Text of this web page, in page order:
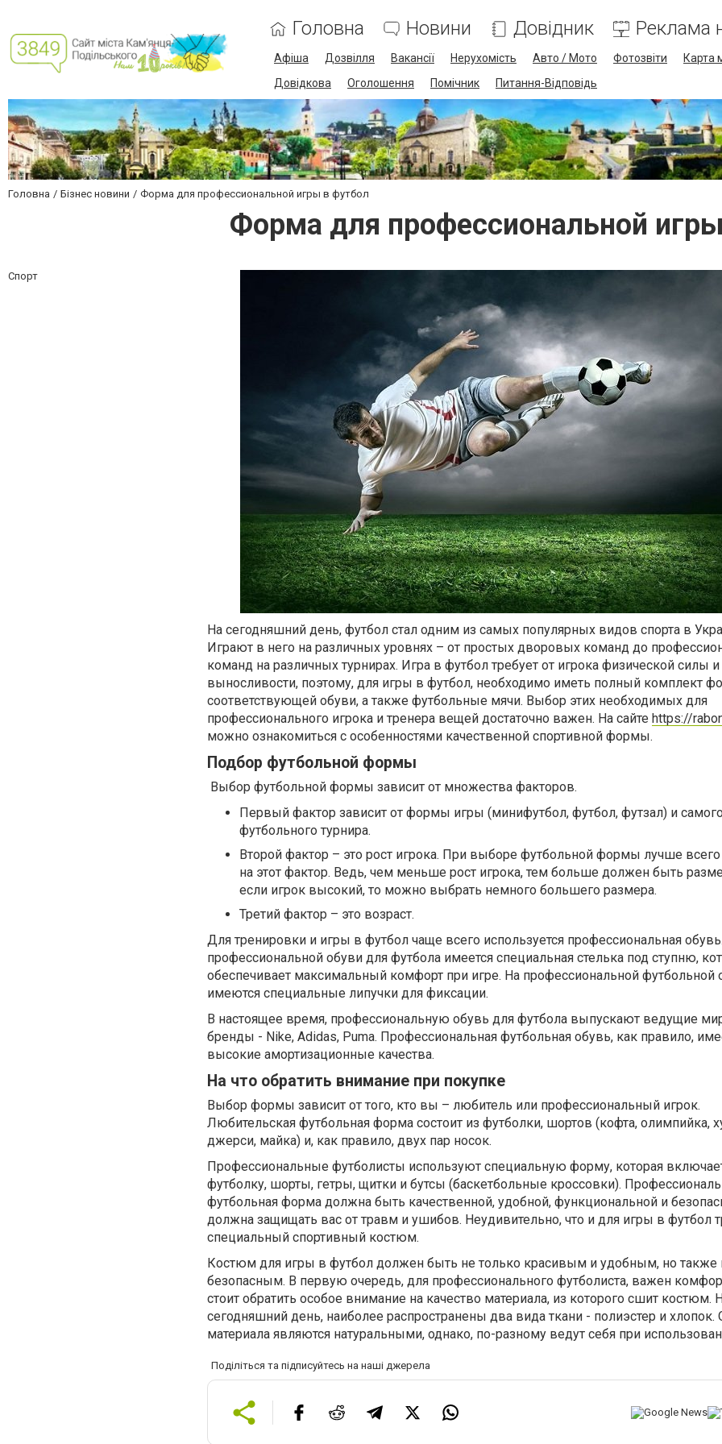
Головна Новини Довідник Реклама
Афіша Дозвілля Вакансії Нерухомість Авто / Мото Фотозвіти
Карта
Довідкова
Оголошення Помічник Питання-Відповідь
Головна Бізнес новини Форма для профессиональной игры в футбол
Форма для профессиональной
Спорт
На сегодняшний день, футбол стал одним из самых популярных видов спорта в
Играют в него на различных уровнях – от простых дворовых команд до
команд на различных турнирах. Игра в футбол требует от игрока физической силы и
выносливости, поэтому, для игры в футбол, необходимо иметь полный комплект
соответствующей обуви, а также футбольные мячи. Выбор этих необходимых для
профессионального игрока и тренера вещей достаточно важен. На сайте https://
можно ознакомиться с особенностями качественной спортивной формы.
Подбор футбольной формы
Выбор футбольной формы зависит от множества факторов.
Первый фактор зависит от формы игры (минифутбол, футбол, футзал) и
футбольного турнира.
Второй фактор – это рост игрока. При выборе футбольной формы лучше всего
на этот фактор. Ведь, чем меньше рост игрока, тем больше должен быть
если игрок высокий, то можно выбрать немного большего размера.
Третий фактор – это возраст.
Для тренировки и игры в футбол чаще всего используется профессиональная
профессиональной обуви для футбола имеется специальная стелька под ступню,
обеспечивает максимальный комфорт при игре. На профессиональной футбольной
имеются специальные липучки для фиксации.
В настоящее время, профессиональную обувь для футбола выпускают ведущие
бренды - Nike, Adidas, Puma. Профессиональная футбольная обувь, как правило,
высокие амортизационные качества.
На что обратить внимание при покупке
Выбор формы зависит от того, кто вы – любитель или профессиональный игрок.
Любительская футбольная форма состоит из футболки, шортов (кофта, олимпийка,
джерси, майка) и, как правило, двух пар носок.
Профессиональные футболисты используют специальную форму, которая
футболку, шорты, гетры, щитки и бутсы (баскетбольные кроссовки).
футбольная форма должна быть качественной, удобной, функциональной и
должна защищать вас от травм и ушибов. Неудивительно, что и для игры в футбол
специальный спортивный костюм.
Костюм для игры в футбол должен быть не только красивым и удобным, но также
безопасным. В первую очередь, для профессионального футболиста, важен
стоит обратить особое внимание на качество материала, из которого сшит костюм.
сегодняшний день, наиболее распространены два вида ткани - полиэстер и хлопок.
материала являются натуральными, однако, по-разному ведут себя при
Поділіться та підписуйтесь на наші джерела